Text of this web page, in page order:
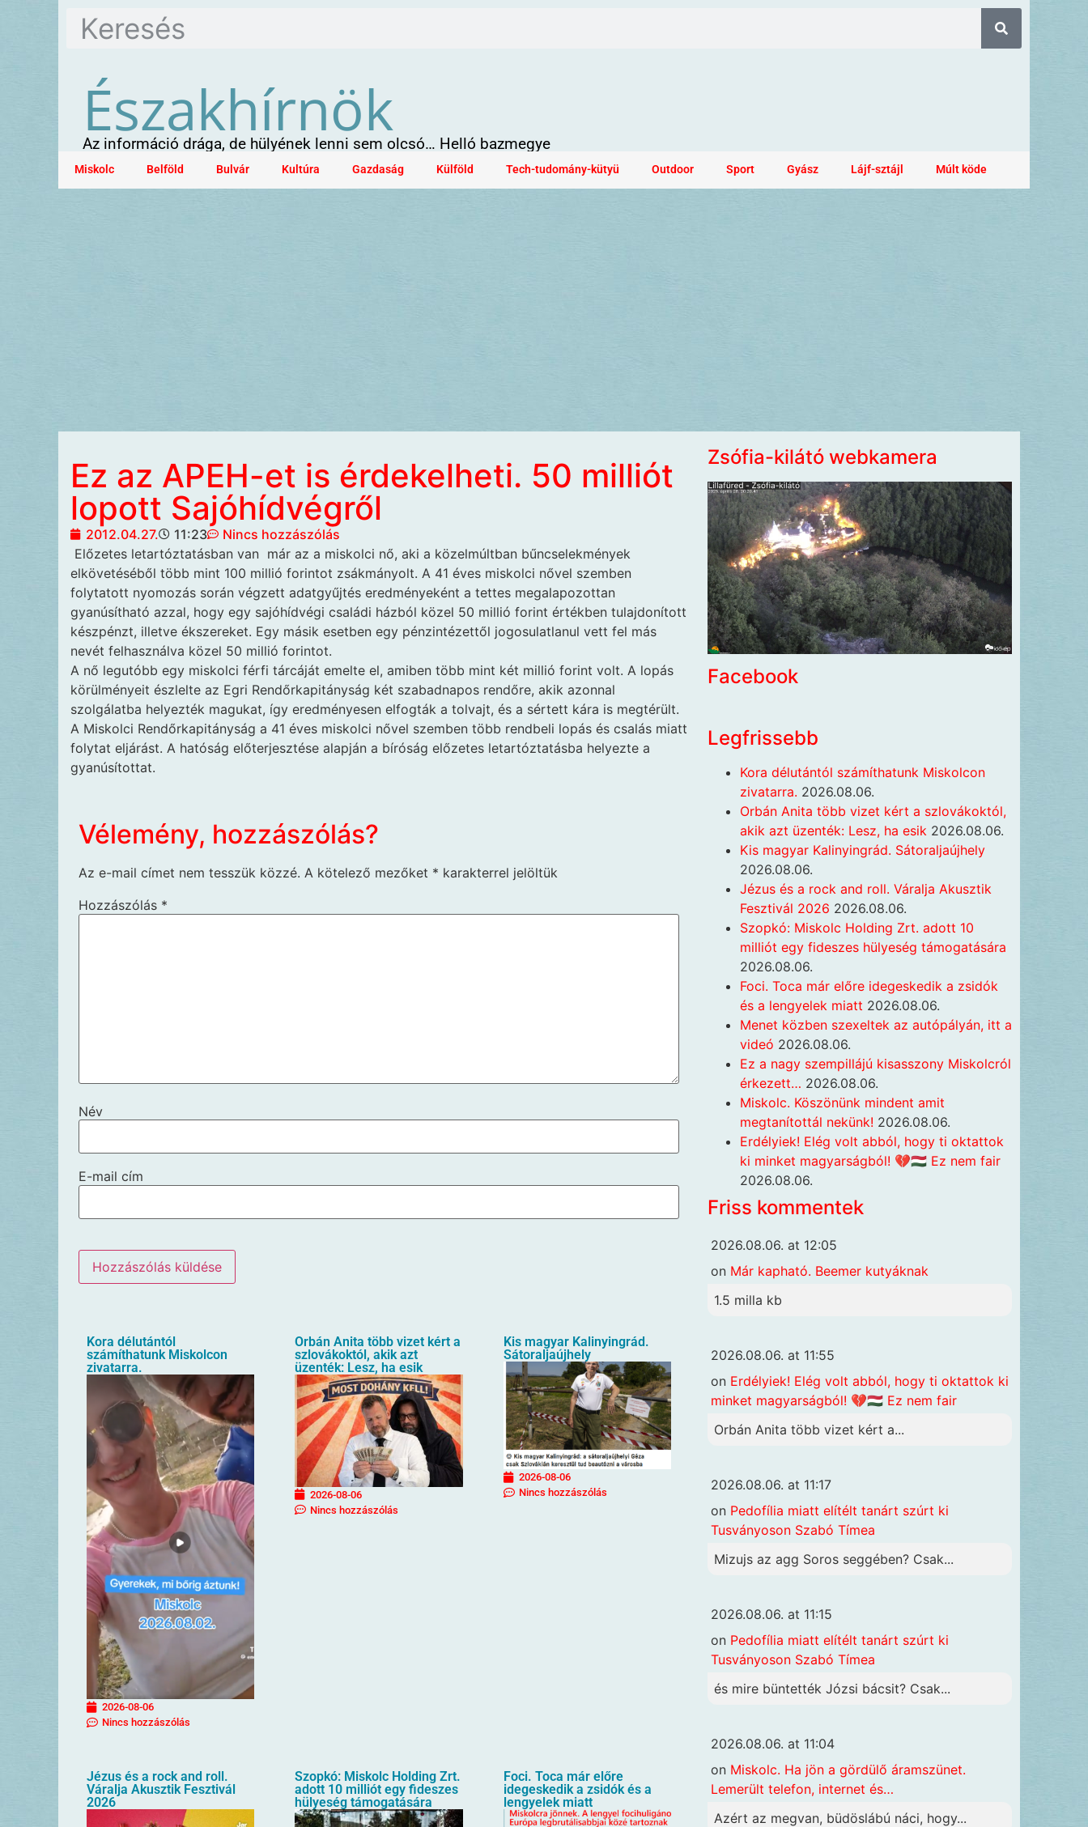
Északhírnök
Az információ drága, de hülyének lenni sem olcsó… Helló bazmegye
Miskolc Belföld Bulvár Kultúra Gazdaság Külföld Tech-tudomány-kütyü Outdoor Sport Gyász Lájf-sztájl Múlt köde
Ez az APEH-et is érdekelheti. 50 milliót
lopott Sajóhídvégről
2012.04.27. 11:23
Nincs hozzászólás
Előzetes letartóztatásban van már az a miskolci nő, aki a közelmúltban bűncselekmények
elkövetéséből több mint 100 millió forintot zsákmányolt. A 41 éves miskolci nővel szemben
folytatott nyomozás során végzett adatgyűjtés eredményeként a tettes megalapozottan
gyanúsítható azzal, hogy egy sajóhídvégi családi házból közel 50 millió forint értékben tulajdonított
készpénzt, illetve ékszereket. Egy másik esetben egy pénzintézettől jogosulatlanul vett fel más
nevét felhasználva közel 50 millió forintot.
A nő legutóbb egy miskolci férfi tárcáját emelte el, amiben több mint két millió forint volt. A lopás
körülményeit észlelte az Egri Rendőrkapitányság két szabadnapos rendőre, akik azonnal
szolgálatba helyezték magukat, így eredményesen elfogták a tolvajt, és a sértett kára is megtérült.
A Miskolci Rendőrkapitányság a 41 éves miskolci nővel szemben több rendbeli lopás és csalás miatt
folytat eljárást. A hatóság előterjesztése alapján a bíróság előzetes letartóztatásba helyezte a
gyanúsítottat.
Vélemény, hozzászólás?
Az e-mail címet nem tesszük közzé. A kötelező mezőket * karakterrel jelöltük
Hozzászólás *
Név
E-mail cím
Kora délutántól
számíthatunk Miskolcon
zivatarra.
2026-08-06
Nincs hozzászólás
Orbán Anita több vizet kért a
szlovákoktól, akik azt
üzenték: Lesz, ha esik
2026-08-06
Nincs hozzászólás
Kis magyar Kalinyingrád.
Sátoraljaújhely
2026-08-06
Nincs hozzászólás
Jézus és a rock and roll.
Váralja Akusztik Fesztivál
2026
Szopkó: Miskolc Holding Zrt.
adott 10 milliót egy fideszes
hülyeség támogatására
Foci. Toca már előre
idegeskedik a zsidók és a
lengyelek miatt
Zsófia-kilátó webkamera
Facebook
Legfrissebb
Kora délutántól számíthatunk Miskolcon
zivatarra. 2026.08.06.
Orbán Anita több vizet kért a szlovákoktól,
akik azt üzenték: Lesz, ha esik 2026.08.06.
Kis magyar Kalinyingrád. Sátoraljaújhely
2026.08.06.
Jézus és a rock and roll. Váralja Akusztik
Fesztivál 2026 2026.08.06.
Szopkó: Miskolc Holding Zrt. adott 10
milliót egy fideszes hülyeség támogatására
2026.08.06.
Foci. Toca már előre idegeskedik a zsidók
és a lengyelek miatt 2026.08.06.
Menet közben szexeltek az autópályán, itt a
videó 2026.08.06.
Ez a nagy szempillájú kisasszony Miskolcról
érkezett… 2026.08.06.
Miskolc. Köszönünk mindent amit
megtanítottál nekünk! 2026.08.06.
Erdélyiek! Elég volt abból, hogy ti oktattok
ki minket magyarságból! 💔🇭🇺 Ez nem fair
2026.08.06.
Friss kommentek
2026.08.06. at 12:05
on Már kapható. Beemer kutyáknak
1.5 milla kb
2026.08.06. at 11:55
on Erdélyiek! Elég volt abból, hogy ti oktattok ki
minket magyarságból! 💔🇭🇺 Ez nem fair
Orbán Anita több vizet kért a...
2026.08.06. at 11:17
on Pedofília miatt elítélt tanárt szúrt ki
Tusványoson Szabó Tímea
Mizujs az agg Soros seggében? Csak...
2026.08.06. at 11:15
on Pedofília miatt elítélt tanárt szúrt ki
Tusványoson Szabó Tímea
és mire büntették Józsi bácsit? Csak...
2026.08.06. at 11:04
on Miskolc. Ha jön a gördülő áramszünet.
Lemerült telefon, internet és…
Azért az megvan, büdöslábú náci, hogy...